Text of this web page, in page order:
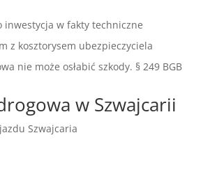
inwestycja w fakty techniczne
z kosztorysem ubezpieczyciela
nie może osłabić szkody. § 249 BGB
w Szwajcarii
Szwajcaria